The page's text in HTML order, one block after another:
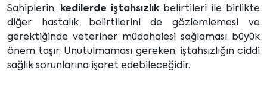
Sahiplerin,
kedilerde iştahsızlıkbelirtileri ile birlikte
diğer hastalık belirtilerini de gözlemlemesi ve
gerektiğinde veteriner müdahalesi sağlaması büyük
önem taşır. Unutulmaması gereken, iştahsızlığın ciddi
sağlık sorunlarına işaret edebileceğidir.